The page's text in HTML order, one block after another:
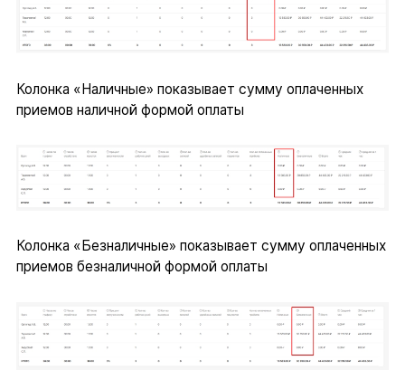
Колонка «Наличные» показывает сумму оплаченных
приемов наличной формой оплаты
Колонка «Безналичные» показывает сумму оплаченных
приемов безналичной формой оплаты